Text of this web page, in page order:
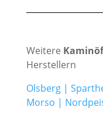
Weitere
Herstellern
Olsberg|
Morso |